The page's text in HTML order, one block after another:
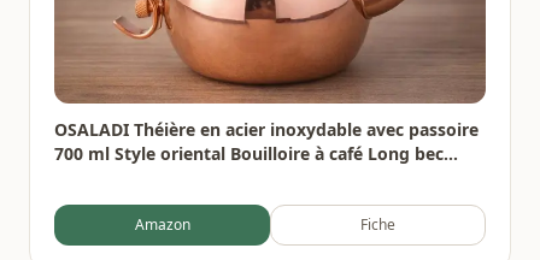
OSALADI Théière en acier inoxydable avec passoire
700 ml Style oriental Bouilloire à café Long bec
Amazon Fiche